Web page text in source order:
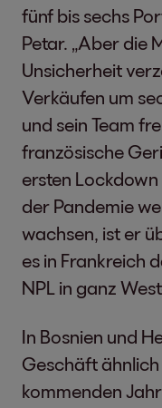
fünf bis sechs
Petar. „Aber die
Unsicherheit
Verkäufen um
und sein Team
französische
ersten
der Pandemie
wachsen, ist er
es in Frankreich
NPL in ganz
In Bosnien und
Geschäft
kommenden